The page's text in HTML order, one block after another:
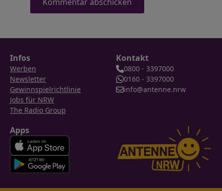
Infos
Werben
Newsletter
Gewinnspielrichtlinie
Jobs für NRW
The Radio Group
Kontakt
0800 - 3397000
0160 - 3397000
info@antenne.nrw
Apps